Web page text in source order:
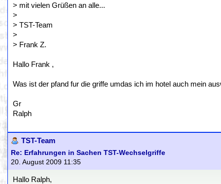
> mit vielen Grüßen an alle...
>
> TST-Team
>
> Frank Z.
Hallo Frank ,
Was ist der pfand fur die griffe umdas ich im hotel auch mein
Gr
Ralph
TST-Team
Re: Erfahrungen in Sachen TST-Wechselgriffe
20. August 2009 11:35
Hallo Ralph,